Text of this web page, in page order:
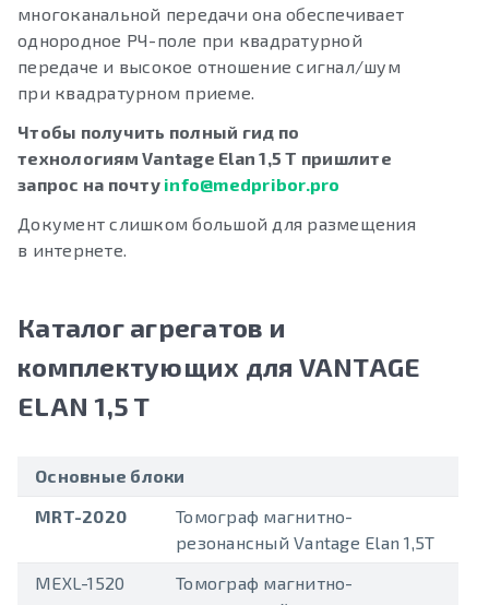
многоканальной передачи она обеспечивает
однородное РЧ-поле при квадратурной
передаче и высокое отношение сигнал/шум
при квадратурном приеме.
Чтобы получить полный гид по
технологиям Vantage Elan 1,5 T пришлите
запрос на почтуinfo@medpribor.pro
Документ слишком большой для размещения
в интернете.
Каталог агрегатов и
комплектующих для VANTAGE
ELAN 1,5 T
Основные блоки
MRT-2020
Томограф магнитно-
резонансный Vantage Elan 1,5T
MEXL-1520
Томограф магнитно-